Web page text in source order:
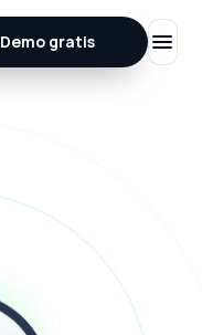
Demo gratis